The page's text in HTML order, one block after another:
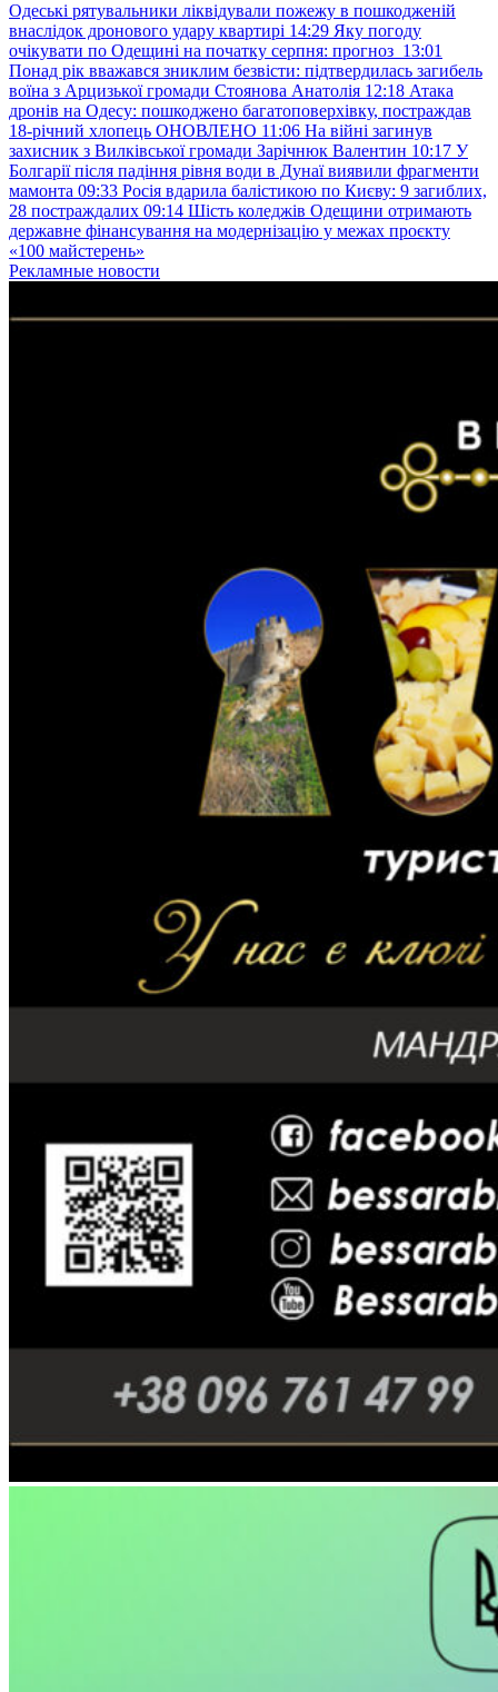
Одеські рятувальники ліквідували пожежу в пошкодженій
внаслідок дронового удару квартирі 14:29 Яку погоду
очікувати по Одещині на початку серпня: прогноз 13:01
Понад рік вважався зниклим безвісти: підтвердилась загибель
воїна з Арцизької громади Стоянова Анатолія 12:18 Атака
дронів на Одесу: пошкоджено багатоповерхівку, постраждав
18-річний хлопець ОНОВЛЕНО 11:06 На війні загинув
захисник з Вилківської громади Зарічнюк Валентин 10:17 У
Болгарії після падіння рівня води в Дунаї виявили фрагменти
мамонта 09:33 Росія вдарила балістикою по Києву: 9 загиблих,
28 постраждалих 09:14 Шість коледжів Одещини отримають
державне фінансування на модернізацію у межах проєкту
«100 майстерень»
Рекламные новости